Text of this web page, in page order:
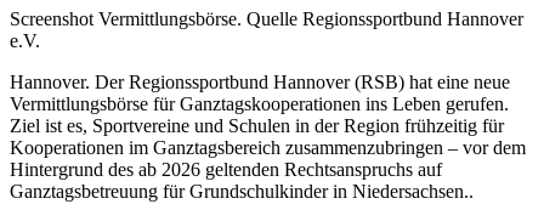
Screenshot Vermittlungsbörse. Quelle Regionssportbund Hannover
e.V.
Hannover. Der Regionssportbund Hannover (RSB) hat eine neue
Vermittlungsbörse für Ganztagskooperationen ins Leben gerufen.
Ziel ist es, Sportvereine und Schulen in der Region frühzeitig für
Kooperationen im Ganztagsbereich zusammenzubringen – vor dem
Hintergrund des ab 2026 geltenden Rechtsanspruchs auf
Ganztagsbetreuung für Grundschulkinder in Niedersachsen..